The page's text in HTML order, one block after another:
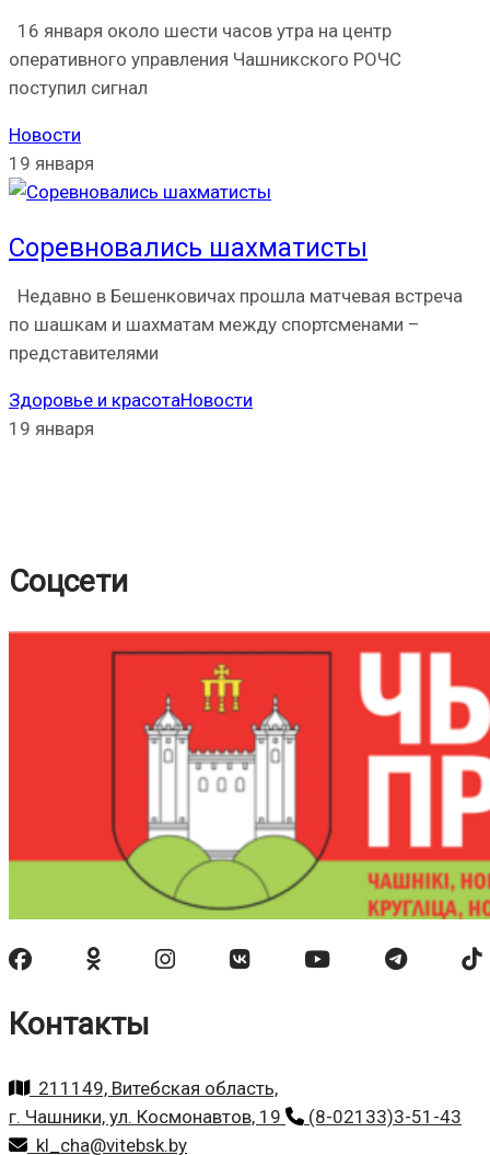
16 января около шести часов утра на центр
оперативного управления Чашникского РОЧС
поступил сигнал
Новости
19 января
Соревновались шахматисты
Недавно в Бешенковичах прошла матчевая встреча
по шашкам и шахматам между спортсменами –
представителями
Здоровье и красотаНовости
19 января
Соцсети
Контакты
211149, Витебская область,
г. Чашники, ул. Космонавтов, 19
(8-02133)3-51-43
kl_cha@vitebsk.by